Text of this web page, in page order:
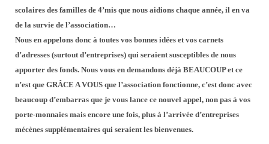
scolaires des familles de 4’mis que nous aidions chaque année, il en va
de la survie de l’association…
Nous en appelons donc à toutes vos bonnes idées et vos carnets
d’adresses (surtout d’entreprises) qui seraient susceptibles de nous
apporter des fonds. Nous vous en demandons déjà BEAUCOUP et ce
n’est que GRÂCE A VOUS que l’association fonctionne, c’est donc avec
beaucoup d’embarras que je vous lance ce nouvel appel, non pas à vos
porte-monnaies mais encore une fois, plus à l’arrivée d’entreprises
mécènes supplémentaires qui seraient les bienvenues.